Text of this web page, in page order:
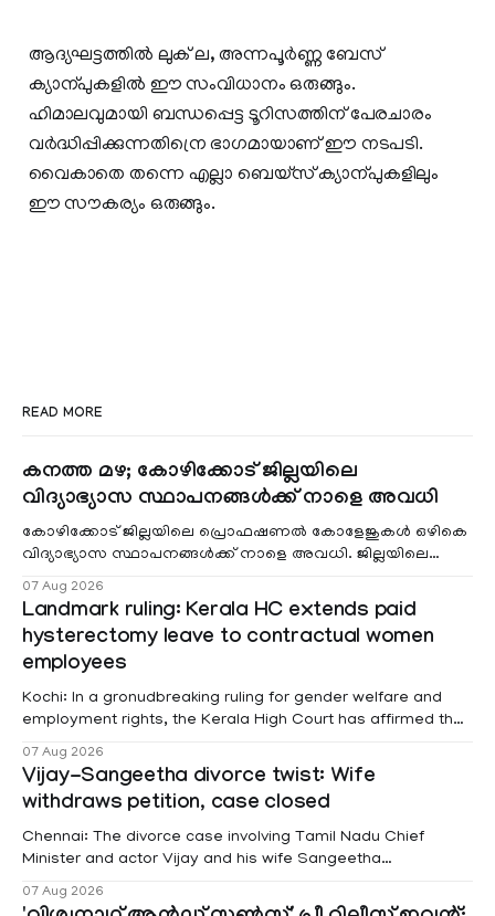
ആദ്യഘട്ടത്തിൽ ലുക് ല, അന്നപൂർണ്ണ ബേസ്
ക്യാന്പുകളിൽ ഈ സംവിധാനം ഒരുങ്ങും.
ഹിമാലവുമായി ബന്ധപ്പെട്ട ടൂറിസത്തിന് പേരചാരം
വർദ്ധിപ്പിക്കുന്നതിന്രെ ഭാഗമായാണ് ഈ നടപടി.
വൈകാതെ തന്നെ എല്ലാ ബെയ്സ് ക്യാന്പുകളിലും
ഈ സൗകര്യം ഒരുങ്ങും.
READ MORE
കനത്ത മഴ; കോഴിക്കോട് ജില്ലയിലെ
വിദ്യാഭ്യാസ സ്ഥാപനങ്ങൾക്ക് നാളെ അവധി
കോഴിക്കോട് ജില്ലയിലെ പ്രൊഫഷണൽ കോളേജുകൾ ഒഴികെ
വിദ്യാഭ്യാസ സ്ഥാപനങ്ങൾക്ക് നാളെ അവധി. ജില്ലയിലെ
07 Aug 2026
Landmark ruling: Kerala HC extends paid
hysterectomy leave to contractual women
employees
Kochi: In a gronudbreaking ruling for gender welfare and
employment rights, the Kerala High Court has affirmed that
projects are eligible for paid medical leave following
hysterectomy surgery under the Kerala Service Rules
(KSR). The court noted that since essential benefits like
maternity
07 Aug 2026
Vijay-Sangeetha divorce twist: Wife
withdraws petition, case closed
Chennai: The divorce case involving Tamil Nadu Chief
Minister and actor Vijay and his wife Sangeetha
Sowrnalingam has taken a new turn after Sangeetha
07 Aug 2026